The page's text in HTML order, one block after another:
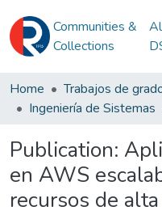
Communities &
Collections
Home Trabajos de
Ingeniería de Sistemas
Publication:
en AWS
recursos de